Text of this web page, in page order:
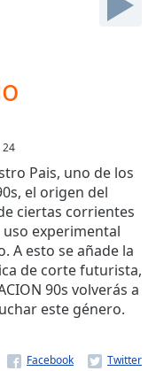
24
Pais, uno de los
el origen del
ciertas corrientes
uso experimental
A esto se añade la
de corte futurista,
90s volverás a
este género.